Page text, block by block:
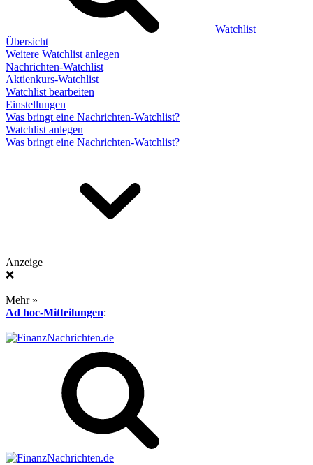
Watchlist
Übersicht
Weitere Watchlist anlegen
Nachrichten-Watchlist
Aktienkurs-Watchlist
Watchlist bearbeiten
Einstellungen
Was bringt eine Nachrichten-Watchlist?
Watchlist anlegen
Was bringt eine Nachrichten-Watchlist?
Anzeige
❌
Mehr »
Ad hoc-Mitteilungen: